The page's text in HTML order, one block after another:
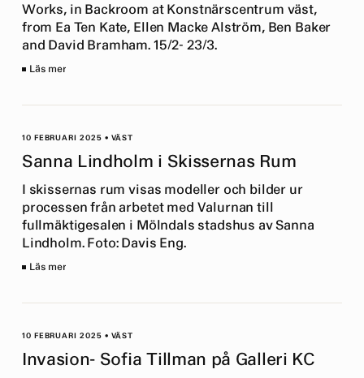
Works, in Backroom at Konstnärscentrum väst,
from Ea Ten Kate, Ellen Macke Alström, Ben Baker
and David Bramham. 15/2- 23/3.
Läs mer
10 FEBRUARI 2025 • VÄST
Sanna Lindholm i Skissernas Rum
I skissernas rum visas modeller och bilder ur
processen från arbetet med Valurnan till
fullmäktigesalen i Mölndals stadshus av Sanna
Lindholm. Foto: Davis Eng.
Läs mer
10 FEBRUARI 2025 • VÄST
Invasion- Sofia Tillman på Galleri KC